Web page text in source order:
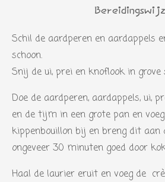
:
0
s
e
r
r
e
n
r
r
n
r
r
n
r
r
n
Schil de aardperen en aardappels
schoon.
Snij de ui, prei en knoflook in grove
Doe de aardperen, aardappels, ui,
en de tijm in een grote pan en
kippenbouillon bij en breng dit
ongeveer 30 minuten goed door
Haal de laurier eruit en voeg de